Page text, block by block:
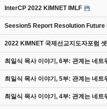
InterCP 2022 KIMNET IMLF
Seesion5 Report Resolution
2022 KIMNET 국제선교지도자포럼
최일식 목사 이야기, 6부: 관계는 네트
최일식 목사 이야기, 5부: 관계는 네트
최일식 목사 이야기, 4부: 관계는 네트